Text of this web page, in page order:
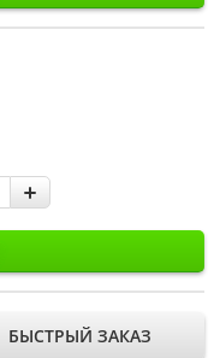
БЫСТРЫЙ ЗАКАЗ